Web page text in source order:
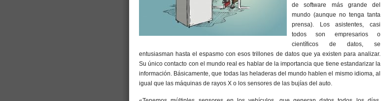
de software más grande del
mundo (aunque no tenga tanta
prensa). Los asistentes, casi
todos son empresarios o
científicos de datos, se
entusiasman hasta el espasmo con esos trillones de datos que ya existen para analizar.
Su único contacto con el mundo real es hablar de la importancia que tiene estandarizar la
información. Básicamente, que todas las heladeras del mundo hablen el mismo idioma, al
igual que las máquinas de rayos X o los sensores de las bujías del auto.